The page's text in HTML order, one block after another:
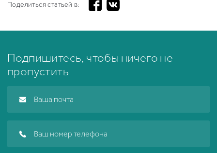
Поделиться статьей в:
Подпишитесь, чтобы ничего не
пропустить